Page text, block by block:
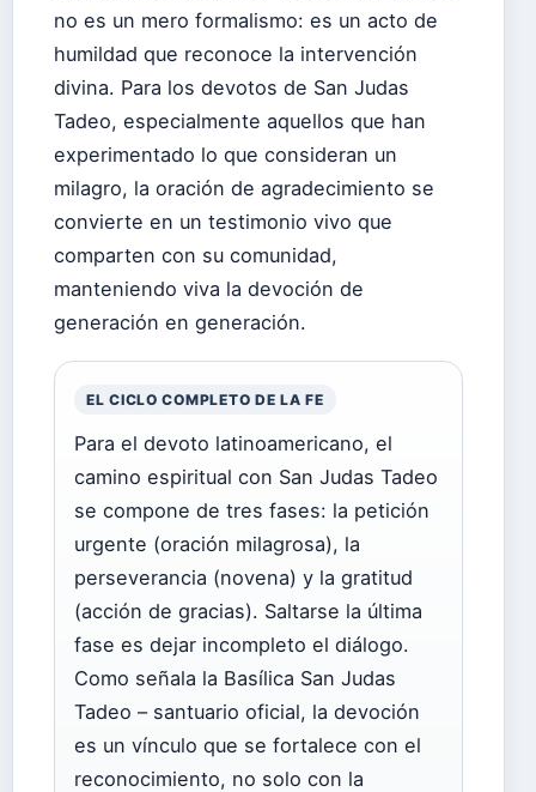
no es un mero formalismo: es un acto de
humildad que reconoce la intervención
divina. Para los devotos de San Judas
Tadeo, especialmente aquellos que han
experimentado lo que consideran un
milagro, la oración de agradecimiento se
convierte en un testimonio vivo que
comparten con su comunidad,
manteniendo viva la devoción de
generación en generación.
EL CICLO COMPLETO DE LA FE
Para el devoto latinoamericano, el
camino espiritual con San Judas Tadeo
se compone de tres fases: la petición
urgente (oración milagrosa), la
perseverancia (novena) y la gratitud
(acción de gracias). Saltarse la última
fase es dejar incompleto el diálogo.
Como señala la Basílica San Judas
Tadeo – santuario oficial, la devoción
es un vínculo que se fortalece con el
reconocimiento, no solo con la